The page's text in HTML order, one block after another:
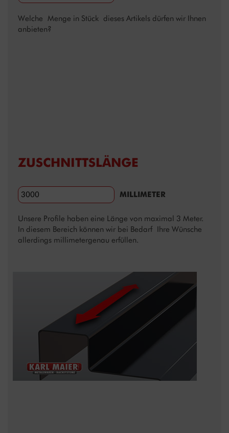
Welche Menge in Stück dieses Artikels dürfen wir Ihnen
anbieten?
ZUSCHNITTSLÄNGE
MILLIMETER
Unsere Profile haben eine Länge von maximal 3 Meter.
In diesem Bereich können wir bei Bedarf Ihre Wünsche
allerdings millimetergenau erfüllen.